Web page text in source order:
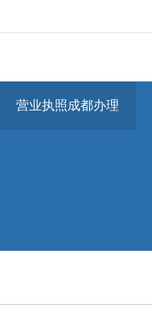
营业执照成都办理